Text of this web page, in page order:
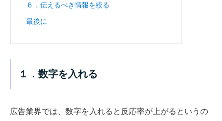
６．伝えるべき情報を絞る
最後に
１．数字を入れる
広告業界では、数字を入れると反応率が上がるというの